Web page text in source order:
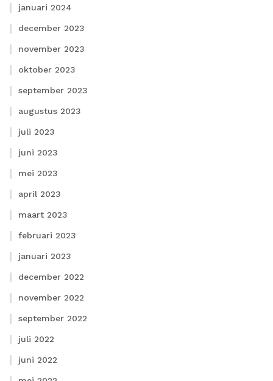
januari 2024
december 2023
november 2023
oktober 2023
september 2023
augustus 2023
juli 2023
juni 2023
mei 2023
april 2023
maart 2023
februari 2023
januari 2023
december 2022
november 2022
september 2022
juli 2022
juni 2022